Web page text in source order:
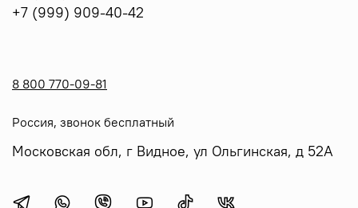
+7 (999) 909-40-42
8 800 770-09-81
Россия, звонок бесплатный
Московская обл, г Видное, ул Ольгинская, д 52А